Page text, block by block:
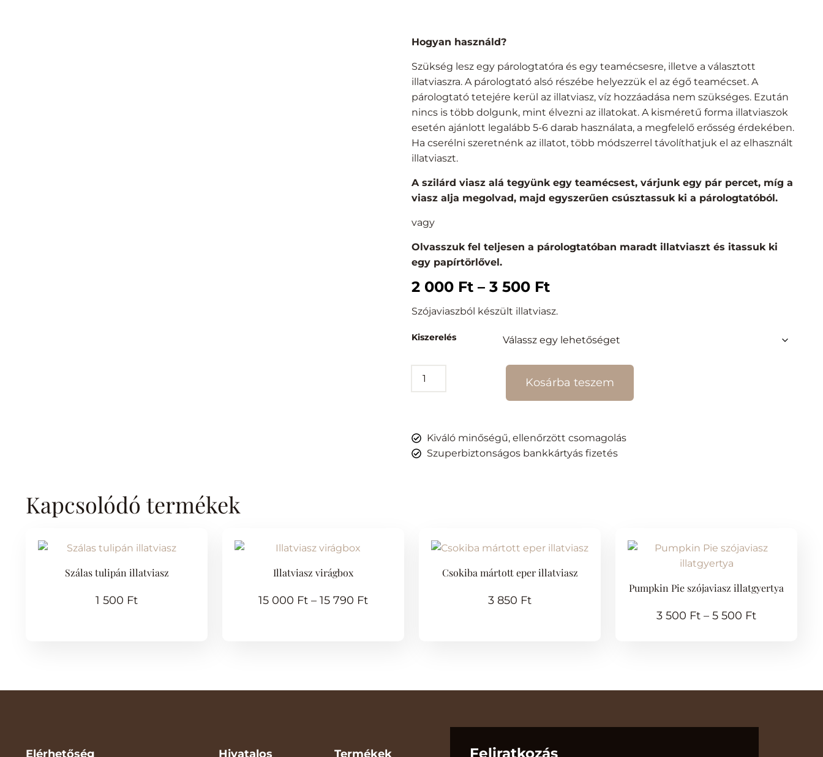
Hogyan használd?
Szükség lesz egy párologtatóra és egy teamécsesre, illetve a választott
illatviaszra. A párologtató alsó részébe helyezzük el az égő teamécset. A
párologtató tetejére kerül az illatviasz, víz hozzáadása nem szükséges. Ezután
nincs is több dolgunk, mint élvezni az illatokat. A kisméretű forma illatviaszok
esetén ajánlott legalább 5-6 darab használata, a megfelelő erősség érdekében.
Ha cserélni szeretnénk az illatot, több módszerrel távolíthatjuk el az elhasznált
illatviaszt.
A szilárd viasz alá tegyünk egy teamécsest, várjunk egy pár percet, míg a
viasz alja megolvad, majd egyszerűen csúsztassuk ki a párologtatóból.
vagy
Olvasszuk fel teljesen a párologtatóban maradt illatviaszt és itassuk ki
egy papírtörlővel.
2 000 Ft – 3 500 Ft
Szójaviaszból készült illatviasz.
Kiszerelés
Kosárba teszem
Kiváló minőségű, ellenőrzött csomagolás
Szuperbiztonságos bankkártyás fizetés
Kapcsolódó termékek
Szálas tulipán illatviasz
1 500 Ft
Illatviasz virágbox
15 000 Ft – 15 790 Ft
Csokiba mártott eper illatviasz
3 850 Ft
Pumpkin Pie szójaviasz illatgyertya
3 500 Ft – 5 500 Ft
Elérhetőség Hivatalos Termékek Feliratkozás